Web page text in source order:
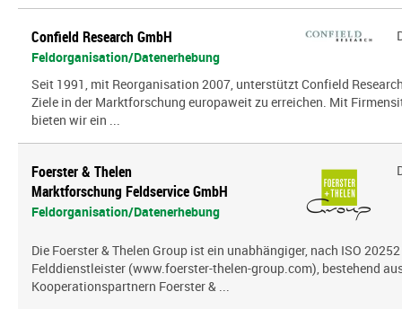
Confield Research GmbH
Feldorganisation/Datenerhebung
Seit 1991, mit Reorganisation 2007, unterstützt Confield
Ziele in der Marktforschung europaweit zu erreichen. Mit
bieten wir ein ...
Foerster & Thelen
Marktforschung Feldservice GmbH
Feldorganisation/Datenerhebung
Die Foerster & Thelen Group ist ein unabhängiger, nach ISO
Felddienstleister (www.foerster-thelen-group.com), bestehend
Kooperationspartnern Foerster & ...